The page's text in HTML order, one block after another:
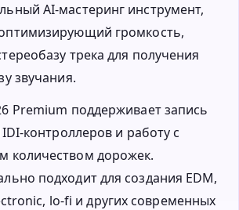
AI-мастеринг инструмент,
громкость,
трека для получения
звучания.
Premium поддерживает запись
контроллеров и работу с
количеством дорожек.
подходит для создания EDM,
lo-fi и других современных